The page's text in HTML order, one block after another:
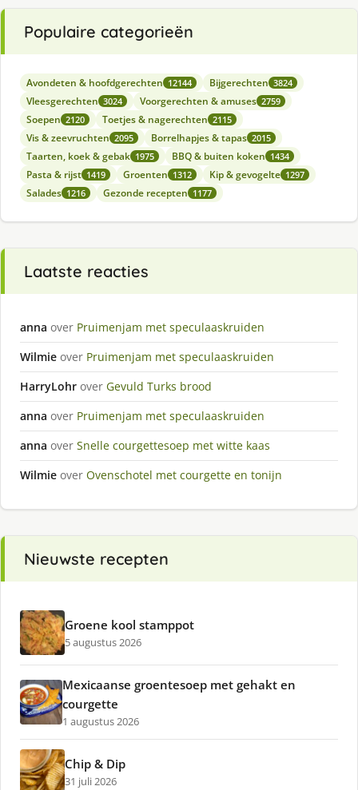
Populaire categorieën
Avondeten & hoofdgerechten 12144 Bijgerechten 3824
Vleesgerechten 3024 Voorgerechten & amuses 2759
Soepen 2120 Toetjes & nagerechten 2115
Vis & zeevruchten 2095 Borrelhapjes & tapas 2015
Taarten, koek & gebak 1975 BBQ & buiten koken 1434
Pasta & rijst 1419 Groenten 1312 Kip & gevogelte 1297
Salades 1216 Gezonde recepten 1177
Laatste reacties
anna over Pruimenjam met speculaaskruiden
Wilmie over Pruimenjam met speculaaskruiden
HarryLohr over Gevuld Turks brood
anna over Pruimenjam met speculaaskruiden
anna over Snelle courgettesoep met witte kaas
Wilmie over Ovenschotel met courgette en tonijn
Nieuwste recepten
Groene kool stamppot
5 augustus 2026
Mexicaanse groentesoep met gehakt en
courgette
1 augustus 2026
Chip & Dip
31 juli 2026